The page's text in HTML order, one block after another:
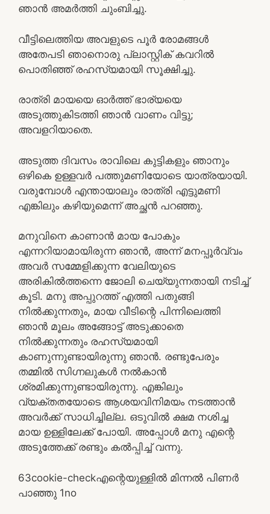
ഞാന്‍ അമര്‍ത്തി ചുംബിച്ചു.
വീട്ടിലെത്തിയ അവളുടെ പൂര്‍ രോമങ്ങള്‍
അതേപടി ഞാനൊരു പ്ലാസ്റ്റിക് കവറില്‍
പൊതിഞ്ഞ് രഹസ്യമായി സൂക്ഷിച്ചു.
രാത്രി മായയെ ഓര്‍ത്ത് ഭാര്യയെ
അടുത്തുകിടത്തി ഞാന്‍ വാണം വിട്ടു;
അവളറിയാതെ.
അടുത്ത ദിവസം രാവിലെ കുട്ടികളും ഞാനും
ഒഴികെ ഉള്ളവര്‍ പത്തുമണിയോടെ യാത്രയായി.
വരുമ്പോള്‍ എന്തായാലും രാത്രി എട്ടുമണി
എങ്കിലും കഴിയുമെന്ന് അച്ഛന്‍ പറഞ്ഞു.
മനുവിനെ കാണാന്‍ മായ പോകും
എന്നറിയാമായിരുന്ന ഞാന്‍, അന്ന് മനപ്പൂര്‍വ്വം
അവര്‍ സമ്മേളിക്കുന്ന വേലിയുടെ
അരികില്‍ത്തന്നെ ജോലി ചെയ്യുന്നതായി നടിച്ച്
കൂടി. മനു അപ്പുറത്ത് എത്തി പതുങ്ങി
നില്‍ക്കുന്നതും, മായ വീടിന്റെ പിന്നിലെത്തി
ഞാന്‍ മൂലം അങ്ങോട്ട്‌ അടുക്കാതെ
നില്‍ക്കുന്നതും രഹസ്യമായി
കാണുന്നുണ്ടായിരുന്നു ഞാന്‍. രണ്ടുപേരും
തമ്മില്‍ സിഗ്നലുകള്‍ നല്‍കാന്‍
ശ്രമിക്കുന്നുണ്ടായിരുന്നു. എങ്കിലും
വ്യക്തതയോടെ ആശയവിനിമയം നടത്താന്‍
അവര്‍ക്ക് സാധിച്ചില്ല. ഒടുവില്‍ ക്ഷമ നശിച്ച
മായ ഉള്ളിലേക്ക് പോയി. അപ്പോള്‍ മനു എന്റെ
അടുത്തേക്ക് രണ്ടും കല്‍പ്പിച്ച് വന്നു.
63cookie-checkഎന്റെയുള്ളില്‍ മിന്നല്‍ പിണര്‍
പാഞ്ഞു 1no